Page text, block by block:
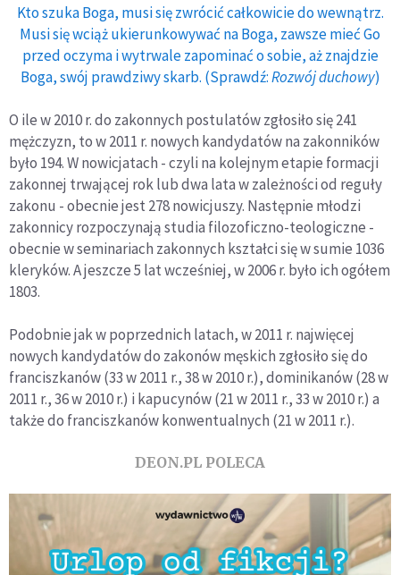
Kto szuka Boga, musi się zwrócić całkowicie do wewnątrz.
Musi się wciąż ukierunkowywać na Boga, zawsze mieć Go
przed oczyma i wytrwale zapominać o sobie, aż znajdzie
Boga, swój prawdziwy skarb. (Sprawdź:Rozwój duchowy)
O ile w 2010 r. do zakonnych postulatów zgłosiło się 241
mężczyzn, to w 2011 r. nowych kandydatów na zakonników
było 194. W nowicjatach - czyli na kolejnym etapie formacji
zakonnej trwającej rok lub dwa lata w zależności od reguły
zakonu - obecnie jest 278 nowicjuszy. Następnie młodzi
zakonnicy rozpoczynają studia filozoficzno-teologiczne -
obecnie w seminariach zakonnych kształci się w sumie 1036
kleryków. A jeszcze 5 lat wcześniej, w 2006 r. było ich ogółem
1803.
Podobnie jak w poprzednich latach, w 2011 r. najwięcej
nowych kandydatów do zakonów męskich zgłosiło się do
franciszkanów (33 w 2011 r., 38 w 2010 r.), dominikanów (28 w
2011 r., 36 w 2010 r.) i kapucynów (21 w 2011 r., 33 w 2010 r.) a
także do franciszkanów konwentualnych (21 w 2011 r.).
DEON.PL POLECA